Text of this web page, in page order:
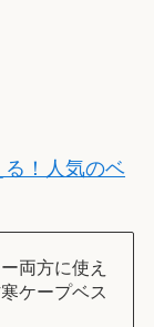
！人気のベ
両方に使え
ケープベス